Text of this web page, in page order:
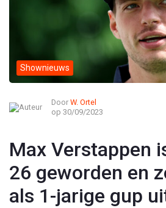
Shownieuws
Door W. Ortel
op 30/09/2023
Max Verstappen
26 geworden en
als 1-jarige gup